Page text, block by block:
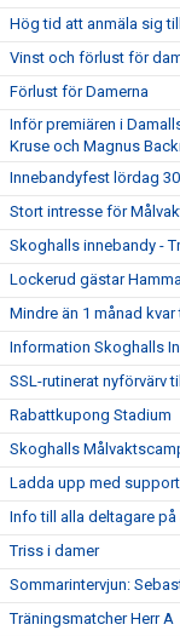
Hög tid att anmäla sig
Vinst och förlust för
Förlust för Damerna
Inför premiären i
Kruse och Magnus
Innebandyfest lördag
Stort intresse för
Skoghalls innebandy -
Lockerud gästar
Mindre än 1 månad
Information Skoghalls
SSL-rutinerat nyförvärv
Rabattkupong Stadium
Skoghalls
Ladda upp med
Info till alla deltagare
Triss i damer
Sommarintervjun:
Träningsmatcher Herr A